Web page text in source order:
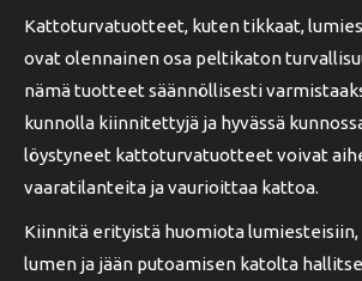
Kattoturvatuotteet, kuten tikkaat,
ovat olennainen osa peltikaton
nämä tuotteet säännöllisesti
kunnolla kiinnitettyjä ja hyvässä
löystyneet kattoturvatuotteet voivat
vaaratilanteita ja vaurioittaa kattoa.
Kiinnitä erityistä huomiota lumiesteisiin,
lumen ja jään putoamisen katolta